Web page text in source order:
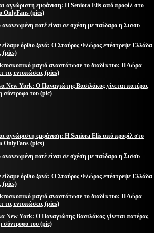
αγνώριστη εμφάνιση: Η Seniora Elis από προφίλ στο
OnlyFans (pics)
ποτέ είναι σε σχέση με παίδαρο η Σισσυ
είδαμε όρθιο ξανά: Ο Σταύρος Φλώρος επέστρεψε Ελλάδα
(pics)
μαγιό αναστάτωσε το διαδίκτυο: Η Δώρα
τις εντυπώσεις (pics)
New York: Ο Παναγιώτης Βασιλάκος γίνεται πατέρας
σύντροφο του (pic)
αγνώριστη εμφάνιση: Η Seniora Elis από προφίλ στο
OnlyFans (pics)
ποτέ είναι σε σχέση με παίδαρο η Σισσυ
είδαμε όρθιο ξανά: Ο Σταύρος Φλώρος επέστρεψε Ελλάδα
(pics)
μαγιό αναστάτωσε το διαδίκτυο: Η Δώρα
τις εντυπώσεις (pics)
New York: Ο Παναγιώτης Βασιλάκος γίνεται πατέρας
σύντροφο του (pic)